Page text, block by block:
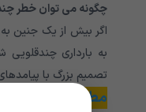
چگونه می توان خطر
به بارداری
تصمیم بزرگ با
مطالعه بیشتر: